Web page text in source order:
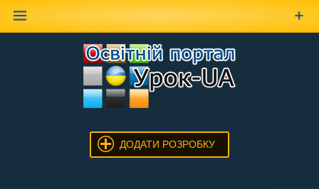
ДОДАТИ РОЗРОБКУ